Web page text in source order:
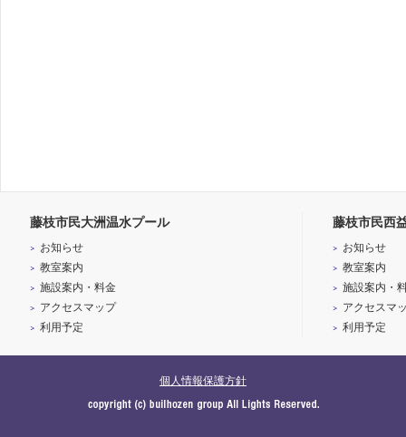
藤枝市民大洲温水プール
お知らせ
教室案内
施設案内・料金
アクセスマップ
利用予定
藤枝市民西
お知らせ
教室案内
施設案内・
アクセスマ
利用予定
個人情報保護方針